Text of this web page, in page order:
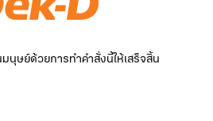
นุษย์ด้วยการทำคำสั่งนี้ให้เสร็จสิ้น